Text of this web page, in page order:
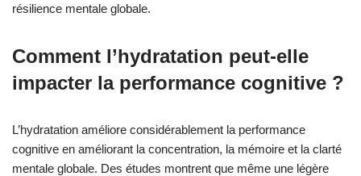
résilience mentale globale.
Comment l’hydratation peut-elle
impacter la performance cognitive ?
L’hydratation améliore considérablement la performance
cognitive en améliorant la concentration, la mémoire et la clarté
mentale globale. Des études montrent que même une légère